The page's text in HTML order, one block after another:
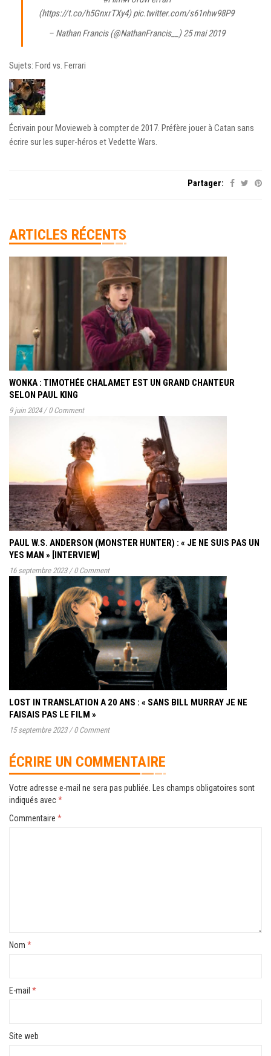
(https://t.co/h5GnxrTXy4)pic.twitter.com/s61nhw98P9
– Nathan Francis (@NathanFrancis__)25 mai 2019
Sujets: Ford vs. Ferrari
Écrivain pour Movieweb à compter de 2017. Préfère jouer à Catan sans
écrire sur les super-héros et Vedette Wars.
Partager:
ARTICLES RÉCENTS
WONKA : TIMOTHÉE CHALAMET EST UN GRAND CHANTEUR
SELON PAUL KING
9 juin 2024 / 0 Comment
PAUL W.S. ANDERSON (MONSTER HUNTER) : « JE NE SUIS PAS UN
YES MAN » [INTERVIEW]
16 septembre 2023 / 0 Comment
LOST IN TRANSLATION A 20 ANS : « SANS BILL MURRAY JE NE
FAISAIS PAS LE FILM »
15 septembre 2023 / 0 Comment
ÉCRIRE UN COMMENTAIRE
Votre adresse e-mail ne sera pas publiée.
Les champs obligatoires sont
indiqués avec*
Commentaire *
Nom *
E-mail *
Site web